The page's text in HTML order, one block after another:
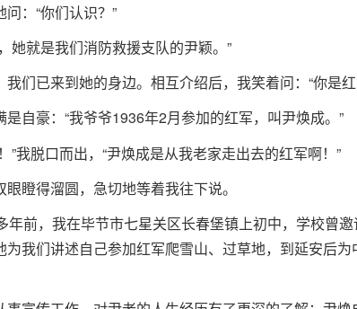
问：“你们认识？”
她就是我们消防救援支队的尹颖。”
我们已来到她的身边。相互介绍后，我笑着问：“你是
是自豪：“我爷爷1936年2月参加的红军，叫尹焕成。”
”我脱口而出，“尹焕成是从我老家走出去的红军啊！”
眼瞪得溜圆，急切地等着我往下说。
年前，我在毕节市七星关区长春堡镇上初中，学校曾
为我们讲述自己参加红军爬雪山、过草地，到延安后